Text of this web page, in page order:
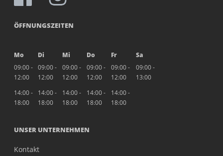
ÖFFNUNGSZEITEN
Mo Di Mi Do Fr
Sa
09:00 -
12:00
09:00 -
12:00
09:00 -
12:00
09:00 -
12:00
09:00 -
12:00
09:00 -
13:00
14:00 -
18:00
14:00 -
18:00
14:00 -
18:00
14:00 -
18:00
14:00 -
18:00
UNSER UNTERNEHMEN
Kontakt